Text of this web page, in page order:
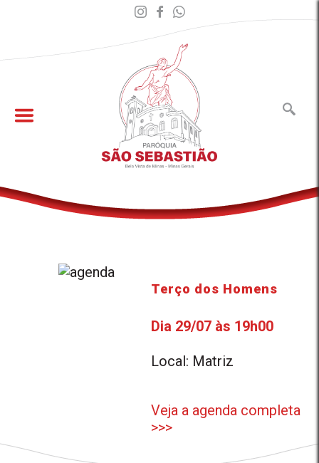
Terço dos Homens
Dia 29/07 às 19h00
Local: Matriz
Veja a agenda completa
>>>